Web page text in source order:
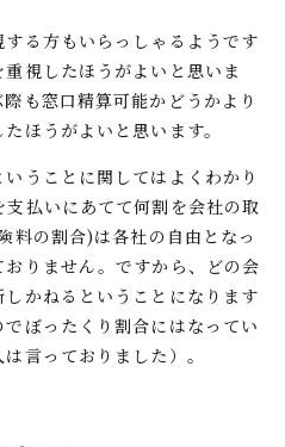
る方もいらっしゃるようです
視したほうがよいと思いま
も窓口精算可能かどうかより
ほうがよいと思います。
うことに関してはよくわかり
払いにあてて何割を会社の取
料の割合)は各社の自由となっ
りません。ですから、どの会
かねるということになります
でぼったくり割合にはなってい
言っておりました）。